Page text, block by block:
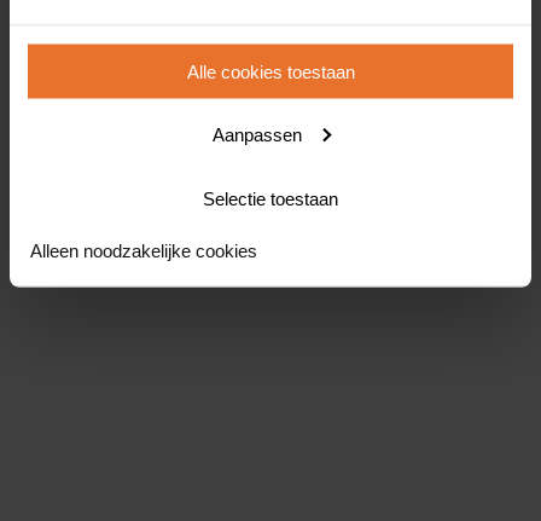
Alle cookies toestaan
Aanpassen
Selectie toestaan
Alleen noodzakelijke cookies